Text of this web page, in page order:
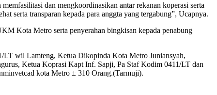
dan mengkoordinasikan antar rekanan koperasi serta
serta transparan kepada para anggta yang tergabung”, Ucapnya.
Kota Metro serta penyerahan bingkisan kepada penabung
wil Lamteng, Ketua Dikopinda Kota Metro Juniansyah,
Ketua Koprasi Kapt Inf. Sapji, Pa Staf Kodim 0411/LT dan
kota Metro ± 310 Orang.(Tarmuji).